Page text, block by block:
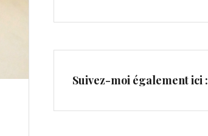
Suivez-moi également ici :